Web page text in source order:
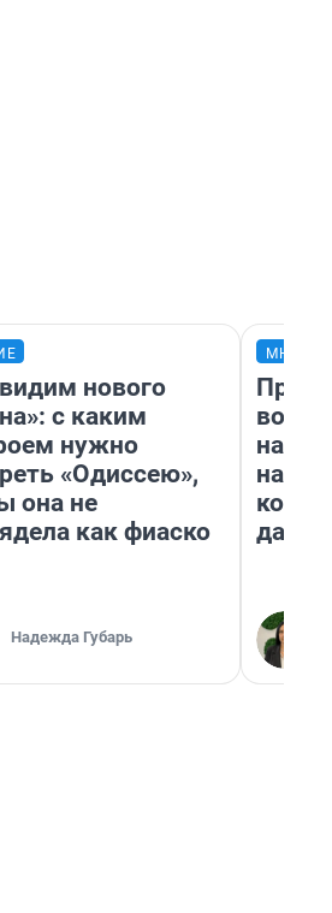
нового
с каким
нужно
«Одиссею»,
она не
как фиаско
Надежда Губарь
нам
даже